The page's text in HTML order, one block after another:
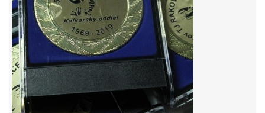
HODOVÝ TURNAJ
VIDEÁ Z RAKOVÍC
GPS SÚRADNICE